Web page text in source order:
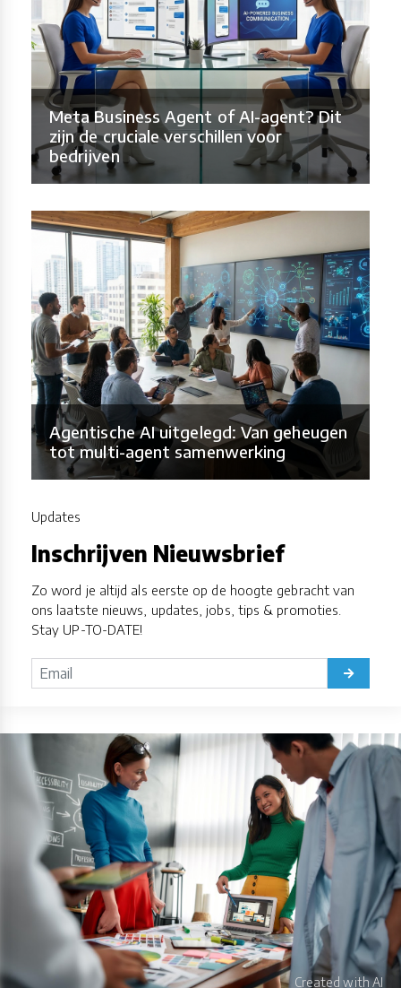
Meta Business Agent of AI-agent? Dit
zijn de cruciale verschillen voor
bedrijven
Agentische AI uitgelegd: Van geheugen
tot multi-agent samenwerking
Updates
Inschrijven Nieuwsbrief
Zo word je altijd als eerste op de hoogte gebracht van
ons laatste nieuws, updates, jobs, tips & promoties.
Stay UP-TO-DATE!